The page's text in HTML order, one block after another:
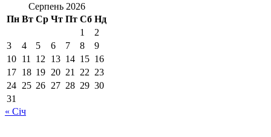
Серпень 2026
Пн Вт Ср Чт Пт Сб Нд
1
2
3
4 5 6 7 8
9
10 11 12 13 14 15 16
17 18 19 20 21 22 23
24 25 26 27 28 29 30
31
« Січ